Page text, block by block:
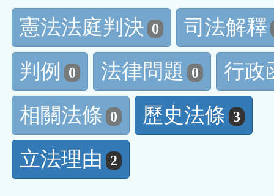
憲法法庭判決 0
司法解釋
判例
0 法律問題 0
行政
相關法條 0 歷史法條 3
立法理由 2